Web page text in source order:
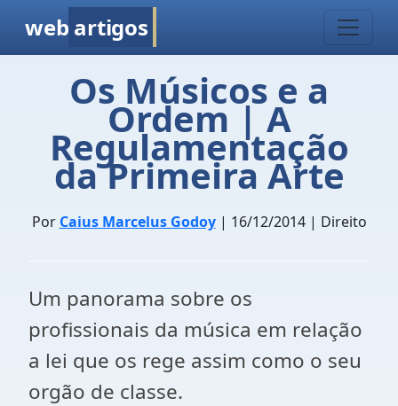
web artigos
Os Músicos e a
Ordem | A
Regulamentação
da Primeira Arte
Por Caius Marcelus Godoy| 16/12/2014 | Direito
Um panorama sobre os
profissionais da música em relação
a lei que os rege assim como o seu
orgão de classe.